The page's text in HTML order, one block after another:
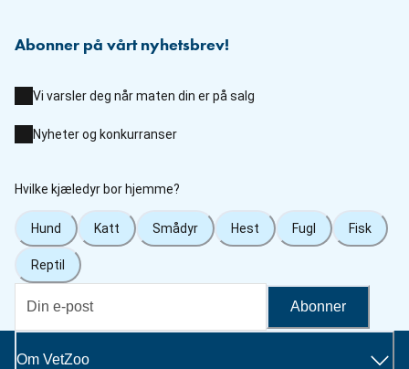
Abonner på vårt nyhetsbrev!
Vi varsler deg når maten din er på salg
Nyheter og konkurranser
Hvilke kjæledyr bor hjemme?
Hund Katt Smådyr Hest Fugl Fisk
Reptil
Abonner
Om VetZoo